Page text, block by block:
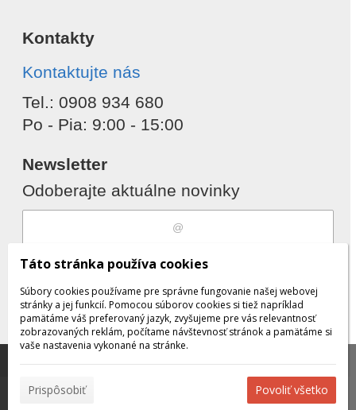
Kontakty
Kontaktujte nás
Tel.: 0908 934 680
Po - Pia: 9:00 - 15:00
Newsletter
Odoberajte aktuálne novinky
Súhlasím sspracovaním osobných
údajov
Odobrať Pridať
© 2026 WEXBO | |
pomáhajú poskytovať služby. Používaním našich služieb
vyjadrujete súhlas s používaním súborov cookies.Viac
✖
Táto stránka používa cookies
Súbory cookies používame pre správne fungovanie našej webovej
stránky a jej funkcií. Pomocou súborov cookies si tiež napríklad
pamätáme váš preferovaný jazyk, zvyšujeme pre vás relevantnosť
zobrazovaných reklám, počítame návštevnosť stránok a pamätáme si
vaše nastavenia vykonané na stránke.
Prispôsobiť Povoliť všetko